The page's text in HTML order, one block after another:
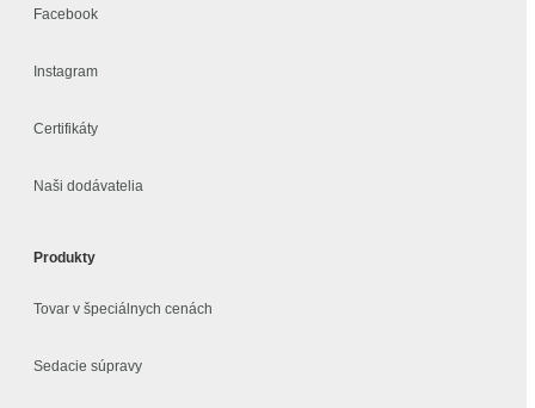
Facebook
Instagram
Certifikáty
Naši dodávatelia
Produkty
Tovar v špeciálnych cenách
Sedacie súpravy